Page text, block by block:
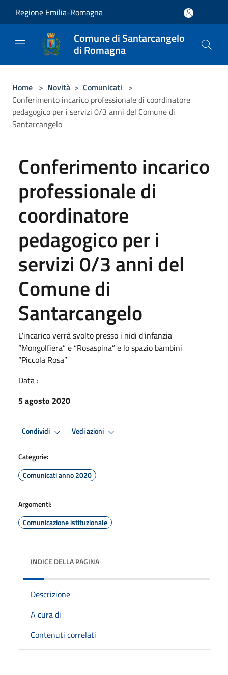
Regione Emilia-Romagna
Comune di Santarcangelo
di Romagna
Home > Novità > Comunicati >
Conferimento incarico professionale di coordinatore
pedagogico per i servizi 0/3 anni del Comune di
Santarcangelo
Conferimento incarico
professionale di
coordinatore
pedagogico per i
servizi 0/3 anni del
Comune di
Santarcangelo
L'incarico verrà svolto presso i nidi d'infanzia
“Mongolfiera” e “Rosaspina” e lo spazio bambini
“Piccola Rosa”
Data :
5 agosto 2020
Condividi Vedi azioni
Categorie:
Comunicati anno 2020
Argomenti:
Comunicazione istituzionale
INDICE DELLA PAGINA
Descrizione
A cura di
Contenuti correlati